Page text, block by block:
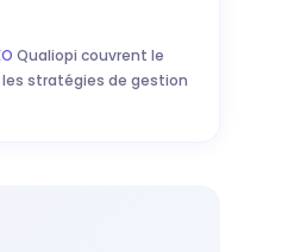
Qualiopi couvrent le
stratégies de gestion